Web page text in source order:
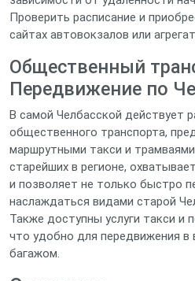
Проверить расписание и
сайтах автовокзалов или
Общественный
Передвижение по
В самой Челбасской действует
общественного транспорта,
маршрутными такси и
старейших в регионе,
и позволяет не только быстро
наслаждаться видами старой
Также доступны услуги такси и
что удобно для передвижения в
багажом.